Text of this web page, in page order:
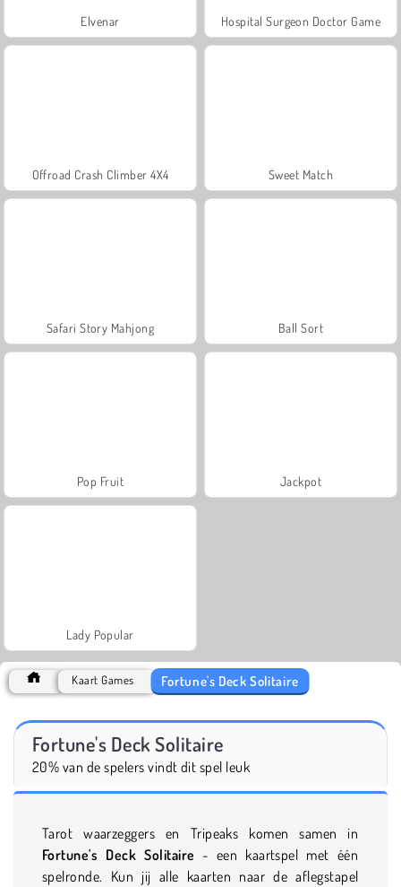
Elvenar Hospital Surgeon Doctor Game
Offroad Crash Climber 4X4 Sweet Match
Safari Story Mahjong Ball Sort
Pop Fruit Jackpot
Lady Popular
Kaart Games Fortune's Deck Solitaire
Fortune's Deck Solitaire
20% van de spelers vindt dit spel leuk
Tarot waarzeggers en Tripeaks komen samen in
Fortune's Deck Solitaire - een kaartspel met één
spelronde. Kun jij alle kaarten naar de aflegstapel